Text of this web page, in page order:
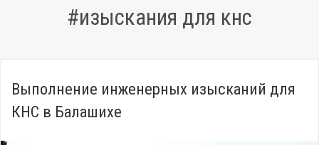
#изыскания для кнс
Выполнение инженерных изысканий для
КНС в Балашихе